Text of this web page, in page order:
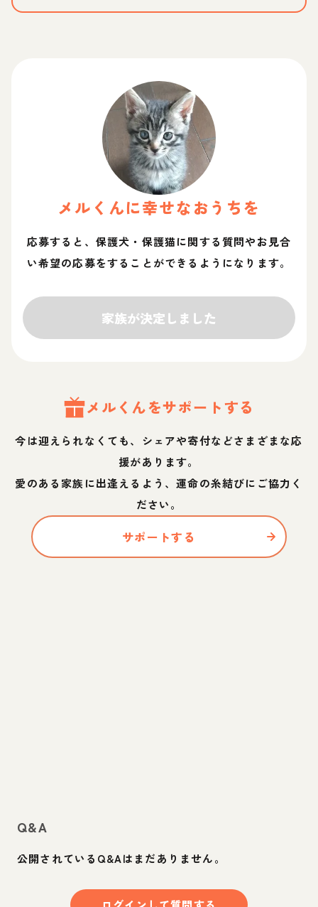
メル くんに幸せなおうちを
応募すると、保護犬・保護猫に関する質問やお見合
い希望の応募をすることができるようになります。
家族が決定しました
メル くんをサポートする
今は迎えられなくても、シェアや寄付などさまざまな応
援があります。
愛のある家族に出逢えるよう、運命の糸結びにご協力く
ださい。
サポートする
Q&A
公開されているQ&Aはまだありません。